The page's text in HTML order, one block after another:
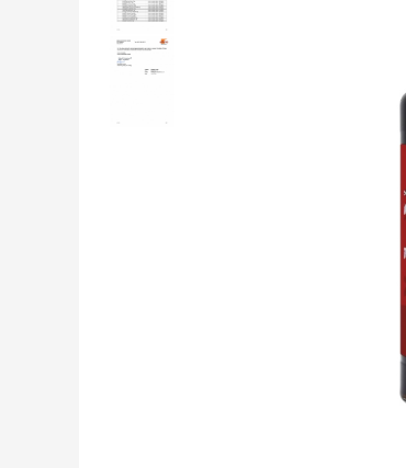
Condimente turcesti
Ghimbir murat la borcan